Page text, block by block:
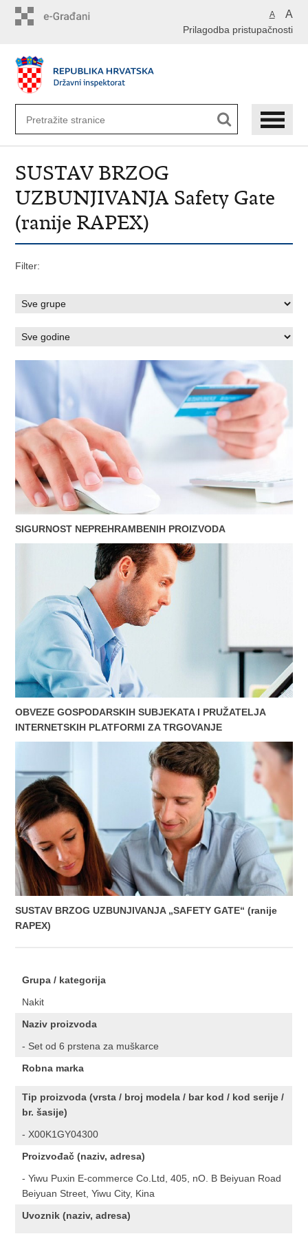
A A
Prilagodba pristupačnosti
SUSTAV BRZOG
UZBUNJIVANJA Safety Gate
(ranije RAPEX)
Filter:
SIGURNOST NEPREHRAMBENIH PROIZVODA
OBVEZE GOSPODARSKIH SUBJEKATA I PRUŽATELJA
INTERNETSKIH PLATFORMI ZA TRGOVANJE
SUSTAV BRZOG UZBUNJIVANJA „SAFETY GATE“ (ranije
RAPEX)
Grupa / kategorija
Nakit
Naziv proizvoda
- Set od 6 prstena za muškarce
Robna marka
Tip proizvoda (vrsta / broj modela / bar kod / kod serije /
br. šasije)
- X00K1GY04300
Proizvođač (naziv, adresa)
- Yiwu Puxin E-commerce Co.Ltd, 405, nO. B Beiyuan Road
Beiyuan Street, Yiwu City, Kina
Uvoznik (naziv, adresa)